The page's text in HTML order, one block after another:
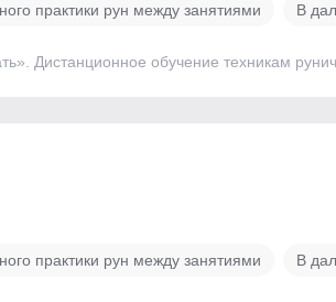
практики рун между занятиями В
Дистанционное обучение техникам
практики рун между занятиями В